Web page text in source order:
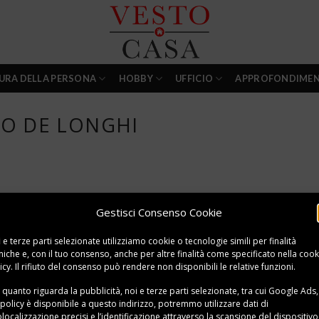
Gestisci Consenso Cookie
e terze parti selezionate utilizziamo cookie o tecnologie simili per finalità
e, con il tuo consenso, anche per altre finalità come specificato nella
. Il rifiuto del consenso può rendere non disponibili le relative funzioni.
quanto riguarda la pubblicità, noi e terze parti selezionate, tra cui Google
è disponibile a questo indirizzo, potremmo utilizzare dati di
precisi e l’identificazione attraverso la scansione del
DELLA PERSONA HOBBY UFFICIO
DE LONGHI